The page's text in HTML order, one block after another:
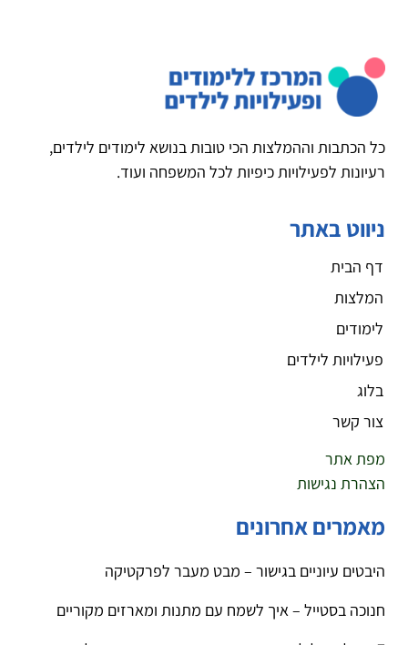
כל הכתבות וההמלצות הכי טובות בנושא לימודים לילדים,
רעיונות לפעילויות כיפיות לכל המשפחה ועוד.
ניווט באתר
דף הבית
המלצות
לימודים
פעילויות לילדים
בלוג
צור קשר
מפת אתר
הצהרת נגישות
מאמרים אחרונים
היבטים עיוניים בגישור – מבט מעבר לפרקטיקה
חנוכה בסטייל – איך לשמח עם מתנות ומארזים מקוריים